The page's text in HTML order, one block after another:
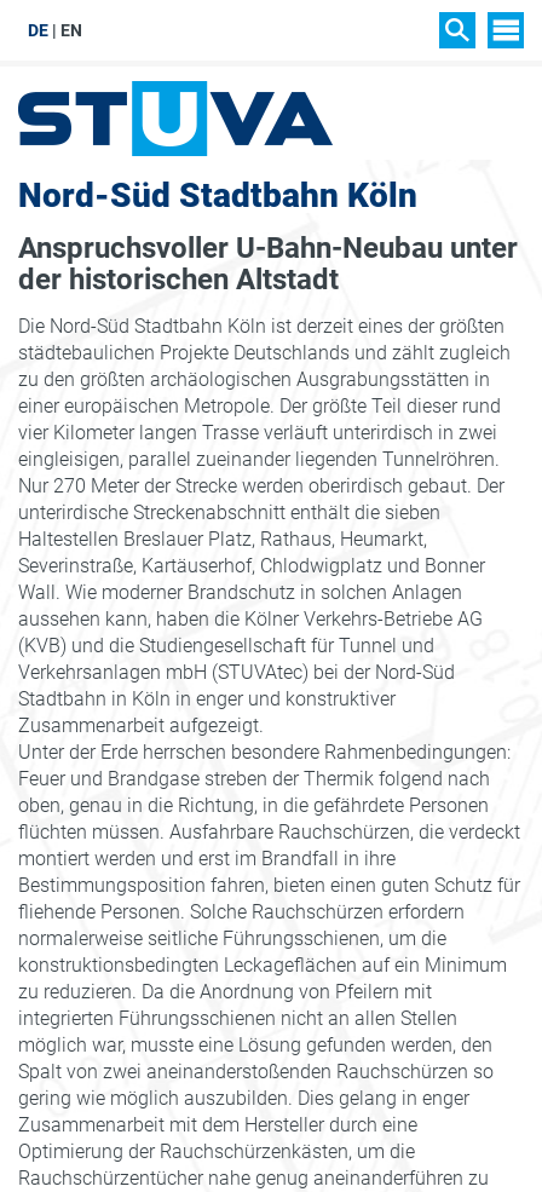
DE EN
Nord-Süd Stadtbahn Köln
Anspruchsvoller U-Bahn-Neubau unter
der historischen Altstadt
Die Nord-Süd Stadtbahn Köln ist derzeit eines der größten
städtebaulichen Projekte Deutschlands und zählt zugleich
zu den größten archäologischen Ausgrabungsstätten in
einer europäischen Metropole. Der größte Teil dieser rund
vier Kilometer langen Trasse verläuft unterirdisch in zwei
eingleisigen, parallel zueinander liegenden Tunnelröhren.
Nur 270 Meter der Strecke werden oberirdisch gebaut. Der
unterirdische Streckenabschnitt enthält die sieben
Haltestellen Breslauer Platz, Rathaus, Heumarkt,
Severinstraße, Kartäuserhof, Chlodwigplatz und Bonner
Wall. Wie moderner Brandschutz in solchen Anlagen
aussehen kann, haben die Kölner Verkehrs-Betriebe AG
(KVB) und die Studiengesellschaft für Tunnel und
Verkehrsanlagen mbH (STUVAtec) bei der Nord-Süd
Stadtbahn in Köln in enger und konstruktiver
Zusammenarbeit aufgezeigt.
Unter der Erde herrschen besondere Rahmenbedingungen:
Feuer und Brandgase streben der Thermik folgend nach
oben, genau in die Richtung, in die gefährdete Personen
flüchten müssen. Ausfahrbare Rauchschürzen, die verdeckt
montiert werden und erst im Brandfall in ihre
Bestimmungsposition fahren, bieten einen guten Schutz für
fliehende Personen. Solche Rauchschürzen erfordern
normalerweise seitliche Führungsschienen, um die
konstruktionsbedingten Leckageflächen auf ein Minimum
zu reduzieren. Da die Anordnung von Pfeilern mit
integrierten Führungsschienen nicht an allen Stellen
möglich war, musste eine Lösung gefunden werden, den
Spalt von zwei aneinanderstoßenden Rauchschürzen so
gering wie möglich auszubilden. Dies gelang in enger
Zusammenarbeit mit dem Hersteller durch eine
Optimierung der Rauchschürzenkästen, um die
Rauchschürzentücher nahe genug aneinanderführen zu